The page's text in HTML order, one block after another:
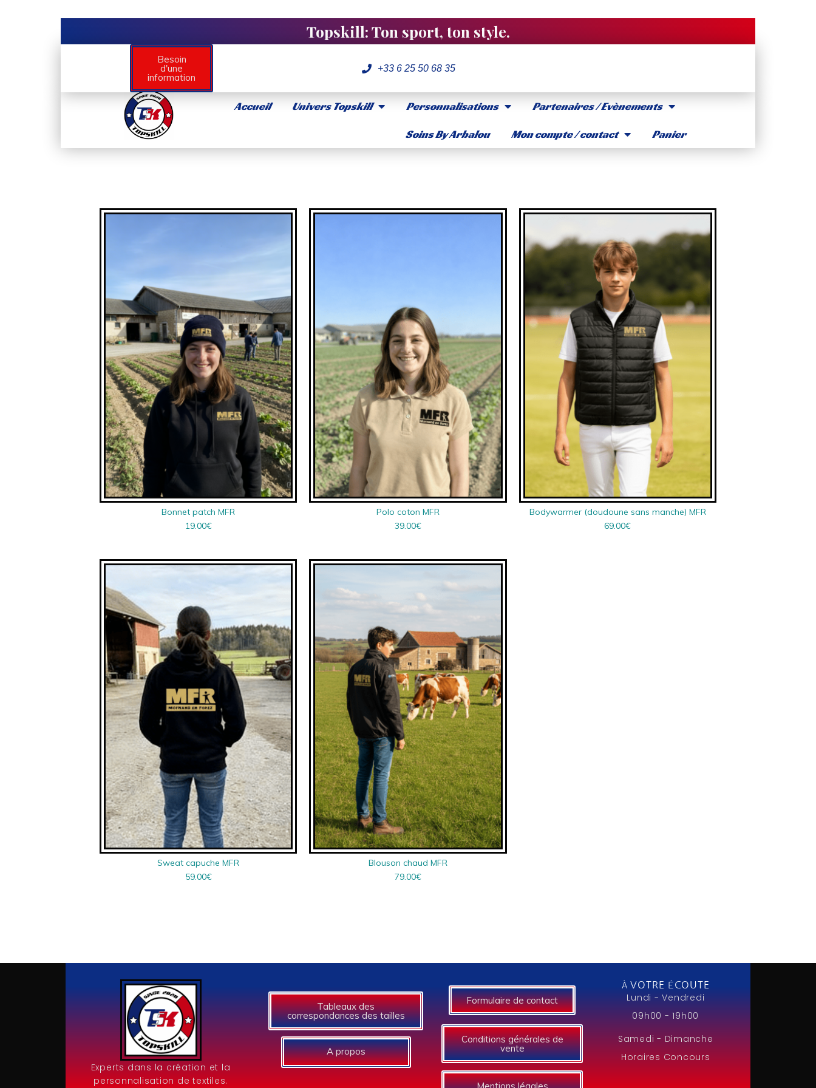
Topskill: Ton sport, ton style.
Besoin
d'une
information
+33 6 25 50 68 35
Accueil Univers Topskill Personnalisations
Partenaires / Evènements
Soins By Arbalou
Mon compte / contact Panier
Bonnet patch MFR
19.00€
Polo coton MFR
39.00€
Bodywarmer (doudoune sans manche) MFR
69.00€
Sweat capuche MFR
59.00€
Blouson chaud MFR
79.00€
Experts dans la création et la
personnalisation de textiles.
Tableaux des
correspondances des tailles
A propos
Formulaire de contact
Conditions générales de
vente
À VOTRE ÉCOUTE
Lundi - Vendredi
09h00 - 19h00
Samedi - Dimanche
Horaires Concours